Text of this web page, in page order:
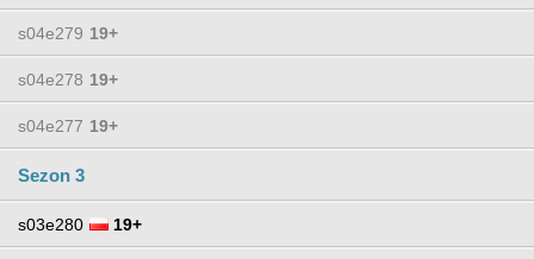
s04e279 19+
s04e278 19+
s04e277 19+
Sezon 3
s03e280 19+